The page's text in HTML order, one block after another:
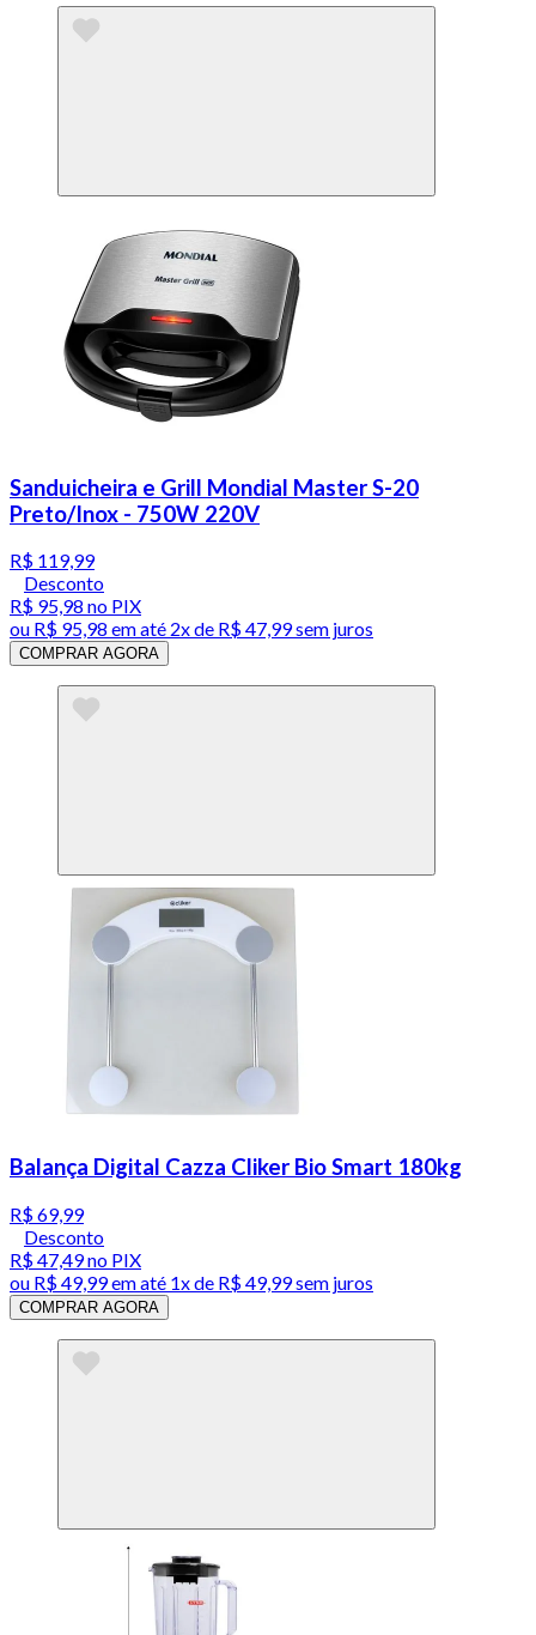
Sanduicheira e Grill Mondial Master S-20
Preto/Inox - 750W 220V
R$ 119,99
Desconto
R$ 95,98 no PIX
ou R$ 95,98 em até 2x de R$ 47,99 sem juros
COMPRAR AGORA
Balança Digital Cazza Cliker Bio Smart 180kg
R$ 69,99
Desconto
R$ 47,49no PIX
ou R$ 49,99em até 1x de R$ 49,99sem juros
COMPRAR AGORA